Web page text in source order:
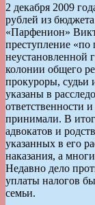
2 декабря 2009
рублей из
«Парфенион»
преступление «по
неустановленной
колонии общего
прокуроры, судьи
указаны в
ответственности
принимали. В
адвокатов и
указанных в его
наказания, а
Недавно дело
уплаты налогов
семьи.